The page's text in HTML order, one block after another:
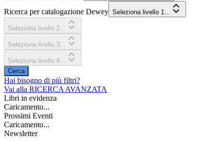
Ricerca per catalogazione Dewey Seleziona livello 1...
Seleziona livello 2...
Seleziona livello 3...
Seleziona livello 4...
Cerca
Hai bisogno di più filtri?
Vai alla RICERCA AVANZATA
Libri in evidenza
Caricamento...
Prossimi Eventi
Caricamento...
Newsletter